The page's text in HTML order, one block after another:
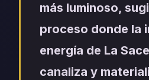
más luminoso,
proceso donde la
energía de La
canaliza y